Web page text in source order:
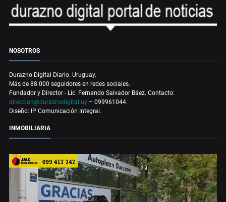
NOSOTROS
Durazno Digital Diario. Uruguay.
Más de 88.000 seguidores en redes sociales.
Fundador y Director - Lic. Fernando Salvador Báez. Contacto:
direccion@duraznodigital.uy – 099961044.
Diseño: IP Comunicación Integral.
INMOBILIARIA